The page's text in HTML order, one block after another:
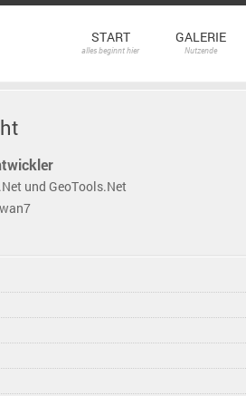
START
alles beginnt hier
GALERIE
Nutzende
und GeoTools.Net